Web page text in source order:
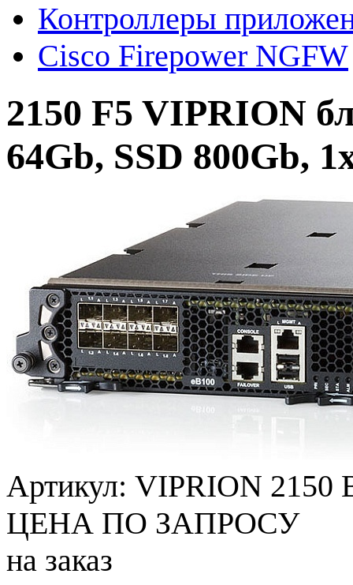
Контроллеры
Cisco Firepower NGFW
2150 F5 VIPRION
64Gb, SSD 800Gb,
Артикул: VIPRION 2150
ЦЕНА ПО ЗАПРОСУ
на заказ